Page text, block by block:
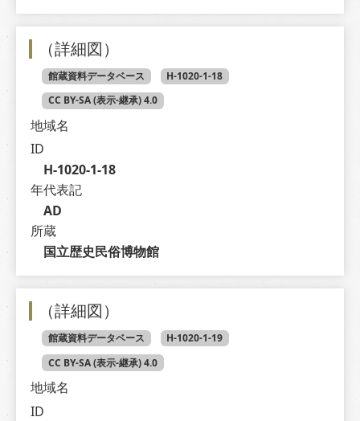
（詳細図）
館蔵資料データベース
H-1020-1-18
CC BY-SA (表示-継承) 4.0
地域名
ID
H-1020-1-18
年代表記
AD
所蔵
国立歴史民俗博物館
（詳細図）
館蔵資料データベース
H-1020-1-19
CC BY-SA (表示-継承) 4.0
地域名
ID